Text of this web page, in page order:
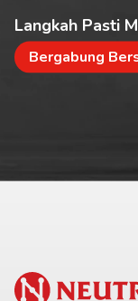
Langkah Pasti
Bergabung